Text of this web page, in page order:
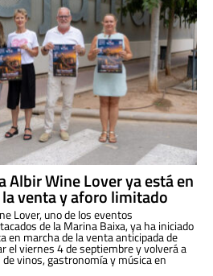
Albir Wine Lover ya está en
venta y aforo limitado
Lover, uno de los eventos
de la Marina Baixa, ya ha iniciado
en marcha de la venta anticipada de
el viernes 4 de septiembre y volverá a
vinos, gastronomía y música en